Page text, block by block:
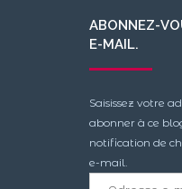
ABONNEZ-
E-MAIL.
Saisissez votre
abonner à ce
notification de
e-mail.